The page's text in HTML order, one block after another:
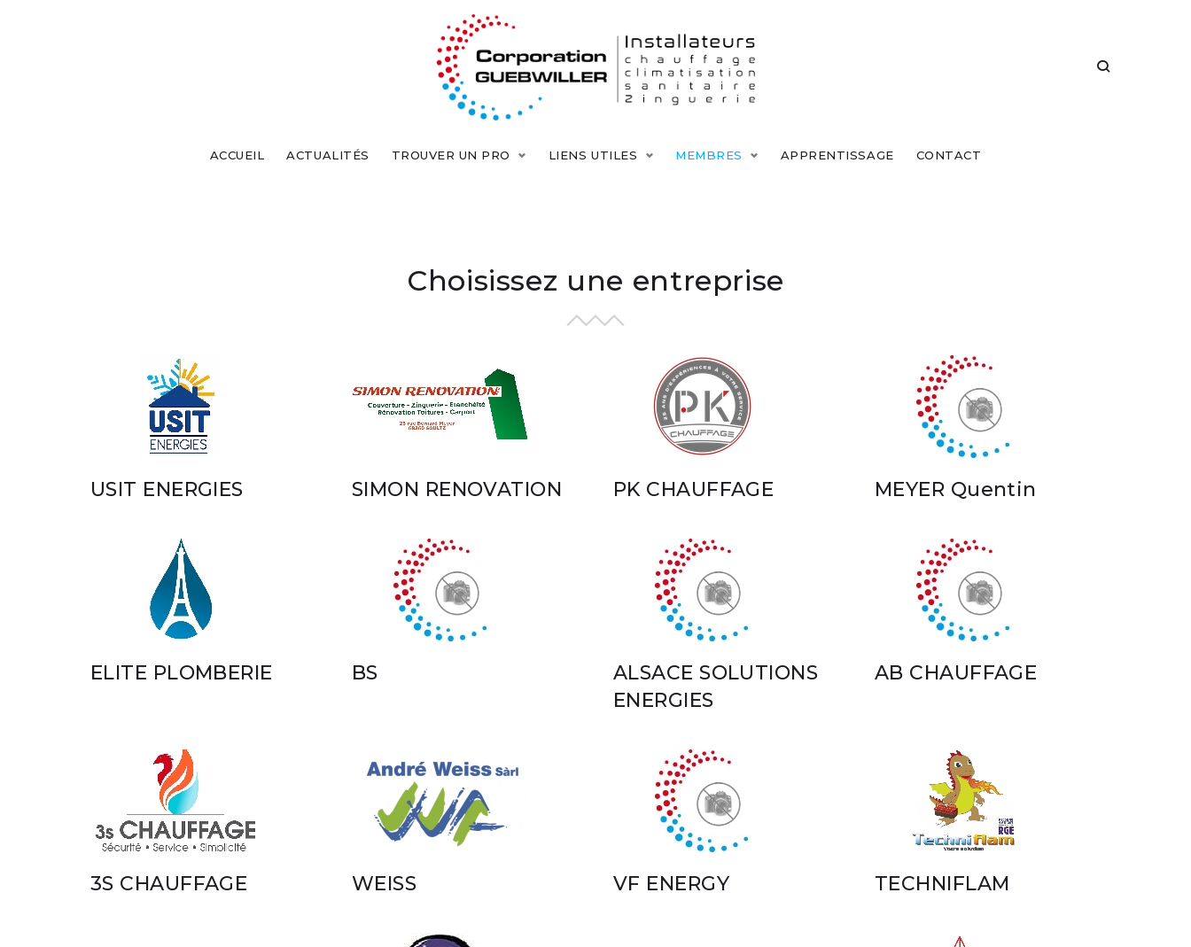
ACCUEIL ACTUALITÉS TROUVER UN PRO LIENS UTILES MEMBRES APPRENTISSAGE CONTACT
Choisissez une entreprise
USIT ENERGIES SIMON RENOVATION PK CHAUFFAGE MEYER Quentin
ELITE PLOMBERIE BS
ALSACE SOLUTIONS
ENERGIES
AB CHAUFFAGE
3S CHAUFFAGE WEISS VF ENERGY TECHNIFLAM